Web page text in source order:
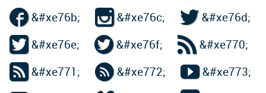
&#xe76b;  &#xe76c; &#xe76d;
 &#xe76e; &#xe76f; &#xe770;
 &#xe771; &#xe772; &#xe773;